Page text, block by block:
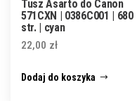
Tusz Asarto do Canon
571CXN | 0386C001 | 680
str. | cyan
22,00 zł
Dodaj do koszyka